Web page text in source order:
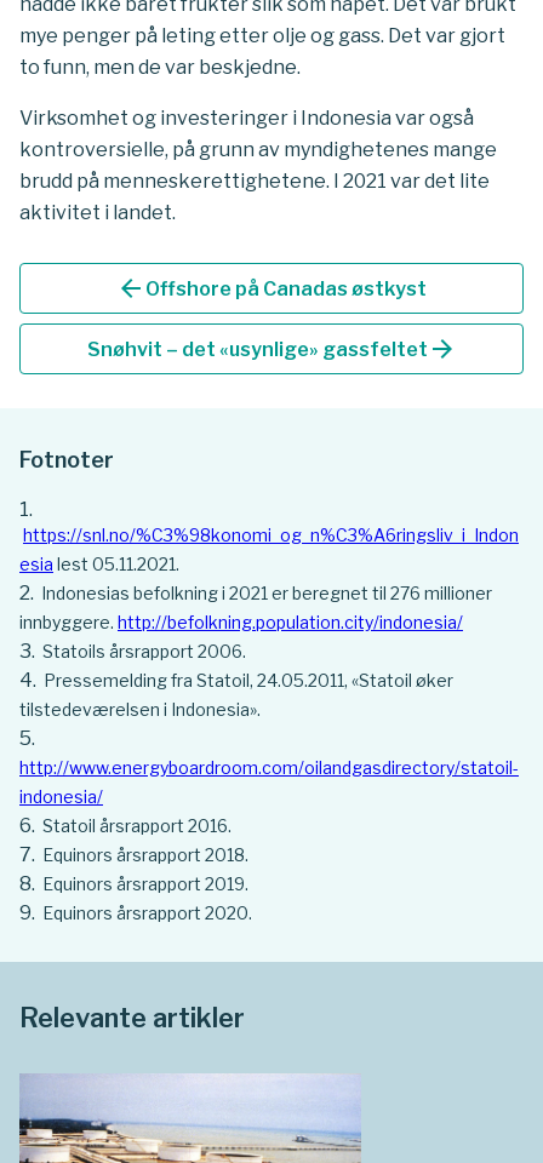
hadde ikke båret frukter slik som håpet. Det var brukt
mye penger på leting etter olje og gass. Det var gjort
to funn, men de var beskjedne.
Virksomhet og investeringer i Indonesia var også
kontroversielle, på grunn av myndighetenes mange
brudd på menneskerettighetene. I 2021 var det lite
aktivitet i landet.
arrow_back Offshore på Canadas østkyst
Snøhvit – det «usynlige» gassfeltet arrow_forward
Fotnoter
https://snl.no/%C3%98konomi_og_n%C3%A6ringsliv_i_Indon
esia lest 05.11.2021.
Indonesias befolkning i 2021 er beregnet til 276 millioner
innbyggere. http://befolkning.population.city/indonesia/
Statoils årsrapport 2006.
Pressemelding fra Statoil, 24.05.2011, «Statoil øker
tilstedeværelsen i Indonesia».
http://www.energyboardroom.com/oilandgasdirectory/statoil-
indonesia/
Statoil årsrapport 2016.
Equinors årsrapport 2018.
Equinors årsrapport 2019.
Equinors årsrapport 2020.
Relevante artikler